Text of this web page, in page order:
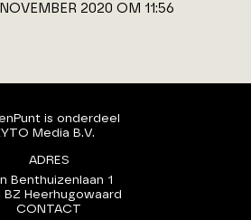
2020 OM 11:56
is onderdeel
Media B.V.
ADRES
Benthuizenlaan 1
BZ Heerhugowaard
CONTACT